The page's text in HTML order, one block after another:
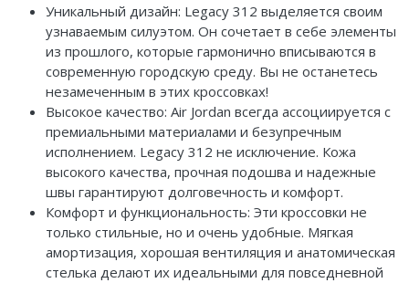
Уникальный дизайн: Legacy 312 выделяется своим
узнаваемым силуэтом. Он сочетает в себе элементы
из прошлого, которые гармонично вписываются в
современную городскую среду. Вы не останетесь
незамеченным в этих кроссовках!
Высокое качество: Air Jordan всегда ассоциируется с
премиальными материалами и безупречным
исполнением. Legacy 312 не исключение. Кожа
высокого качества, прочная подошва и надежные
швы гарантируют долговечность и комфорт.
Комфорт и функциональность: Эти кроссовки не
только стильные, но и очень удобные. Мягкая
амортизация, хорошая вентиляция и анатомическая
стелька делают их идеальными для повседневной